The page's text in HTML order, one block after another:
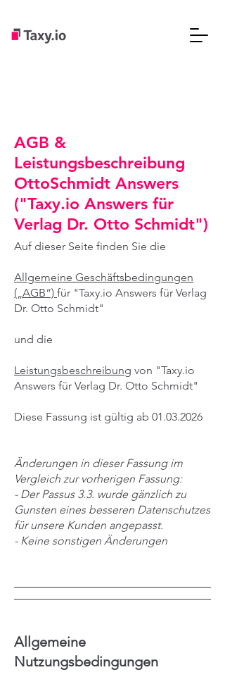
AGB &
Leistungsbeschreibung
OttoSchmidt Answers
("Taxy.io Answers für
Verlag Dr. Otto Schmidt")
Auf dieser Seite finden Sie die
Allgemeine Geschäftsbedingungen
(„AGB“) für "Taxy.io Answers für Verlag
Dr. Otto Schmidt"
und die
Leistungsbeschreibung von "Taxy.io
Answers für Verlag Dr. Otto Schmidt"
Diese Fassung ist gültig ab 01.03.2026
Änderungen in dieser Fassung im
Vergleich zur vorherigen Fassung:
- Der Passus 3.3. wurde gänzlich zu
Gunsten eines besseren Datenschutzes
für unsere Kunden angepasst.
- Keine sonstigen Änderungen
Allgemeine
Nutzungsbedingungen